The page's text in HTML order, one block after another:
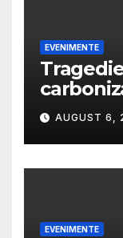
EVENIMENTE
casă
AUGUST 6,
EVENIMENTE